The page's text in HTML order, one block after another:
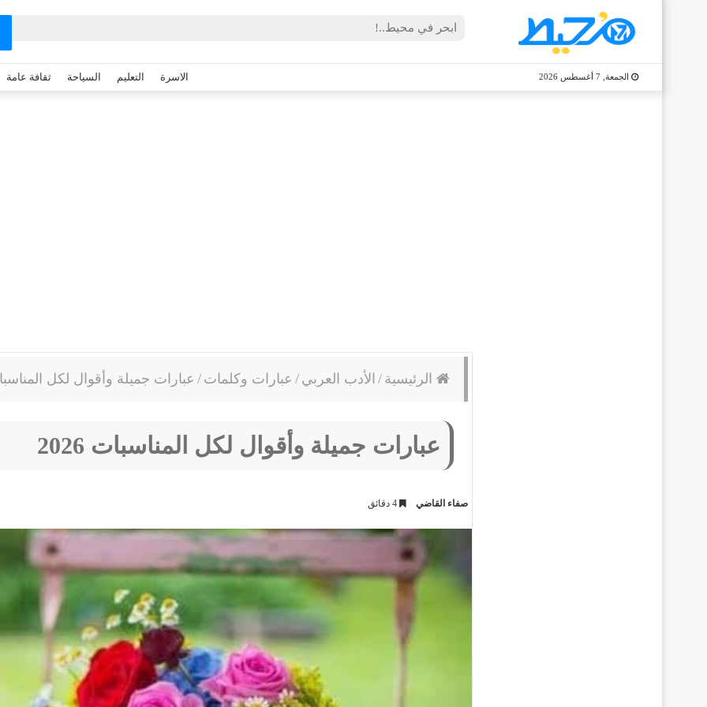
الجمعة, 7 أغسطس 2026 الاسرة التعليم السياحة ثقافة عامة
الرئيسية / الأدب العربي / عبارات وكلمات / عبارات جميلة وأقوال لكل المناسبات
عبارات جميلة وأقوال لكل المناسبات 2026
صفاء القاضي